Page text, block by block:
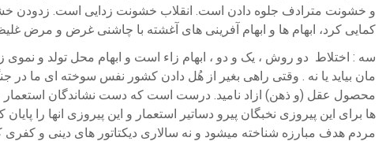
و خشونت مترادف جلوه دادن است. انقلاب خشونت زدایی است. زدودن
کمایی کرد، ابهام ها و ابهام آفرینی های آغشته با چاشنی غرض و مرض
سه : اختلاط دو روش ، یک و دو ، ابهام زاء است و ابهام محل تولد و نموی
مان بیاید یا نه . وقتی راهی بغیر از هُل دادن کشور نفس سوخته ای ما
محصول عقل (و ذهن) ازاد نامید. درست است که دست نشاندگان
ها برای این پیروزی نخبگان پیرو دساتیر استعمار و این پیروزی انها را
مردم هدف مبارزه شناخته میشود و نه سالاری دیکتاتور های دینی و کفری